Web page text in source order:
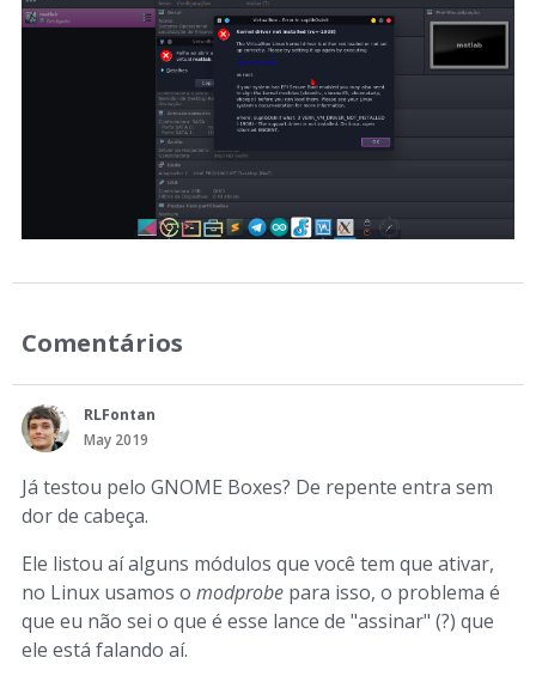
Comentários
RLFontan
May 2019
Já testou pelo GNOME Boxes? De repente entra sem
dor de cabeça.
Ele listou aí alguns módulos que você tem que ativar,
no Linux usamos o modprobe para isso, o problema é
que eu não sei o que é esse lance de "assinar" (?) que
ele está falando aí.